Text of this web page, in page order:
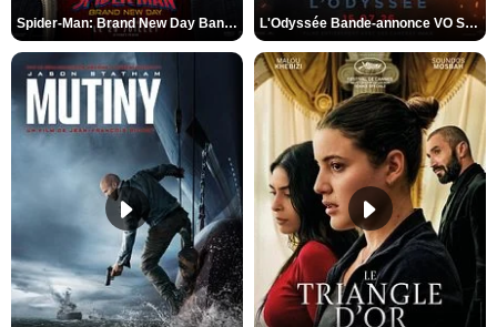
Spider-Man: Brand New Day Bande-annonce VO STFR L'Odyssée Bande-annonce VO STFR